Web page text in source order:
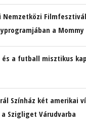
Nemzetközi
a Mommy
és a futball misztikus
Színház két amerikai
Szigliget Várudvarba